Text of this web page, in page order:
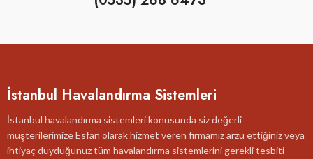
İstanbul Havalandırma Sistemleri
İstanbul havalandırma sistemleri konusunda siz değerli
müşterilerimize Esfan olarak hizmet veren firmamız arzu ettiğiniz veya
ihtiyaç duyduğunuz tüm havalandırma sistemlerini gerekli tesbiti